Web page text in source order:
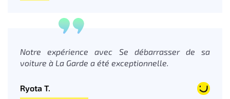
Notre expérience avec Se débarrasser de sa
voiture à La Garde a été exceptionnelle.
Ryota T.